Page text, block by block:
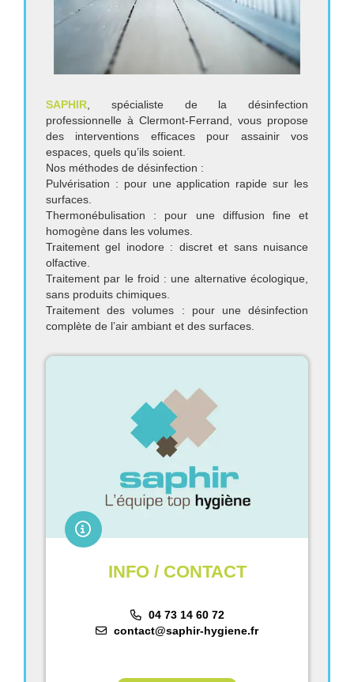
SAPHIR , spécialiste de la désinfection
professionnelle à Clermont-Ferrand, vous propose
des interventions efficaces pour assainir vos
espaces, quels qu’ils soient.
Nos méthodes de désinfection :
Pulvérisation : pour une application rapide sur les
surfaces.
Thermonébulisation : pour une diffusion fine et
homogène dans les volumes.
Traitement gel inodore : discret et sans nuisance
olfactive.
Traitement par le froid : une alternative écologique,
sans produits chimiques.
Traitement des volumes : pour une désinfection
complète de l’air ambiant et des surfaces.
INFO / CONTACT
04 73 14 60 72
contact@saphir-hygiene.fr